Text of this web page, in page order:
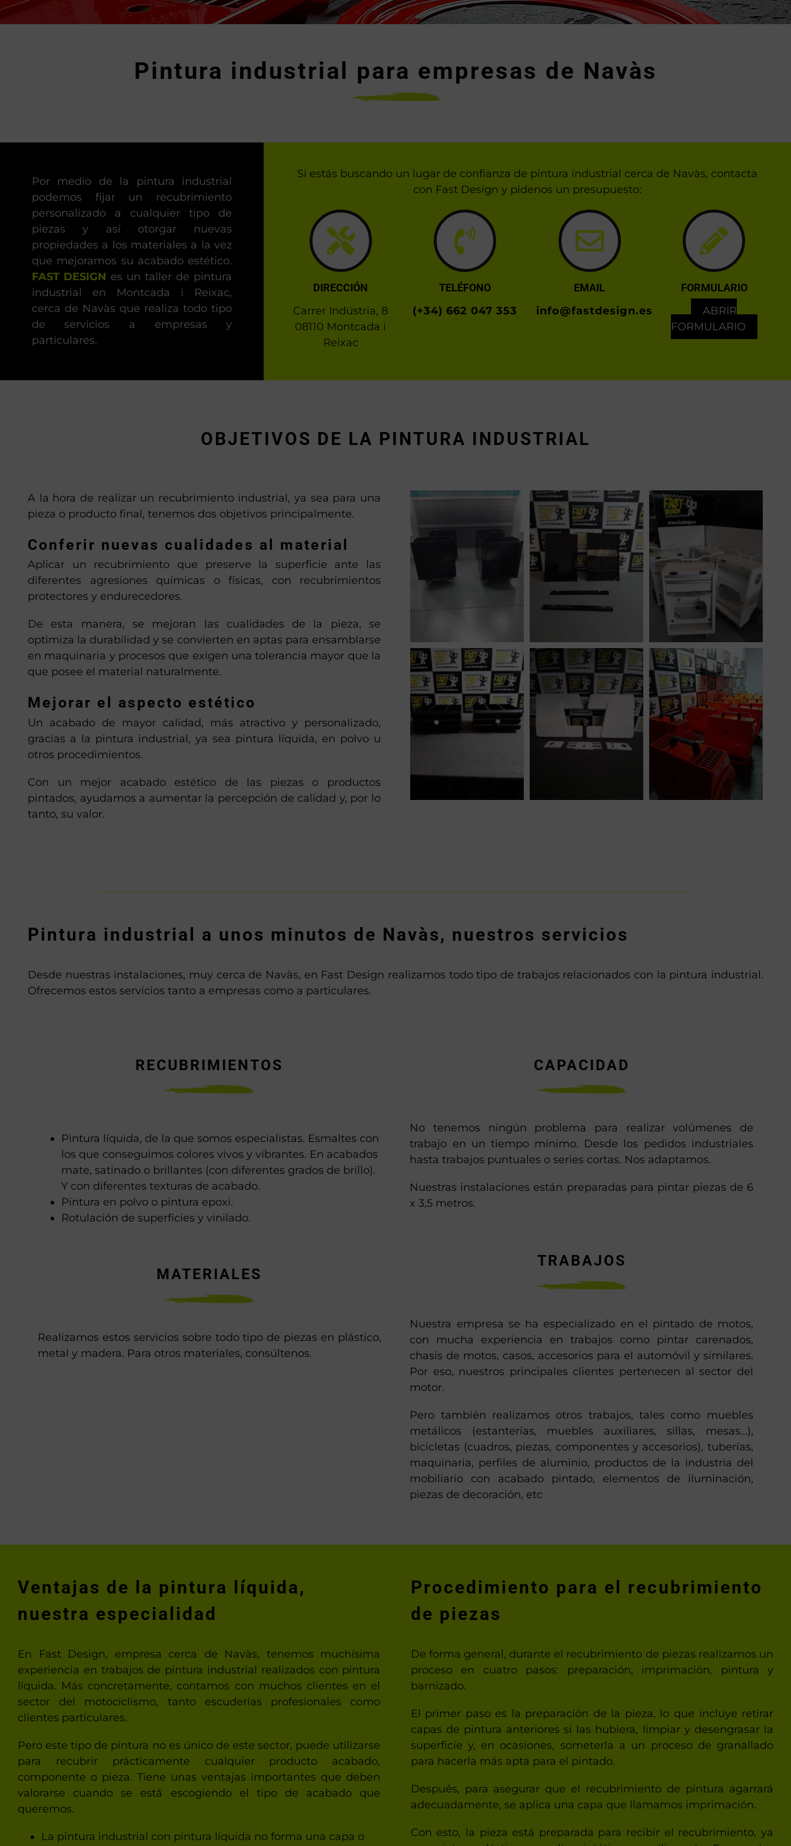
Pintura industrial para empresas de Navàs
Por medio de la pintura industrial
podemos fijar un recubrimiento
personalizado a cualquier tipo de
piezas y así otorgar nuevas
propiedades a los materiales a la vez
que mejoramos su acabado estético.
FAST DESIGN es un taller de pintura
industrial en Montcada i Reixac,
cerca de Navàs que realiza todo tipo
de servicios a empresas y
particulares.
Si estás buscando un lugar de confianza de pintura industrial cerca de Navàs, contacta
con Fast Design y pídenos un presupuesto:
DIRECCIÓN
Carrer Indústria, 8
08110 Montcada i
Reixac
TELÉFONO
(+34) 662 047 353
EMAIL
info@fastdesign.es
FORMULARIO
ABRIR
FORMULARIO
OBJETIVOS DE LA PINTURA INDUSTRIAL
A la hora de realizar un recubrimiento industrial, ya sea para una
pieza o producto final, tenemos dos objetivos principalmente.
Conferir nuevas cualidades al material
Aplicar un recubrimiento que preserve la superficie ante las
diferentes agresiones químicas o físicas, con recubrimientos
protectores y endurecedores.
De esta manera, se mejoran las cualidades de la pieza, se
optimiza la durabilidad y se convierten en aptas para ensamblarse
en maquinaria y procesos que exigen una tolerancia mayor que la
que posee el material naturalmente.
Mejorar el aspecto estético
Un acabado de mayor calidad, más atractivo y personalizado,
gracias a la pintura industrial, ya sea pintura líquida, en polvo u
otros procedimientos.
Con un mejor acabado estético de las piezas o productos
pintados, ayudamos a aumentar la percepción de calidad y, por lo
tanto, su valor.
Pintura industrial a unos minutos de Navàs, nuestros servicios
Desde nuestras instalaciones, muy cerca de Navàs, en Fast Design realizamos todo tipo de trabajos relacionados con la pintura industrial.
Ofrecemos estos servicios tanto a empresas como a particulares.
RECUBRIMIENTOS
Pintura líquida, de la que somos especialistas. Esmaltes con
los que conseguimos colores vivos y vibrantes. En acabados
mate, satinado o brillantes (con diferentes grados de brillo).
Y con diferentes texturas de acabado.
Pintura en polvo o pintura epoxi.
Rotulación de superficies y vinilado.
MATERIALES
Realizamos estos servicios sobre todo tipo de piezas en plástico,
metal y madera. Para otros materiales, consúltenos.
CAPACIDAD
No tenemos ningún problema para realizar volúmenes de
trabajo en un tiempo mínimo. Desde los pedidos industriales
hasta trabajos puntuales o series cortas. Nos adaptamos.
Nuestras instalaciones están preparadas para pintar piezas de 6
x 3,5 metros.
TRABAJOS
Nuestra empresa se ha especializado en el pintado de motos,
con mucha experiencia en trabajos como pintar carenados,
chasis de motos, casos, accesorios para el automóvil y similares.
Por eso, nuestros principales clientes pertenecen al sector del
motor.
Pero también realizamos otros trabajos, tales como muebles
metálicos (estanterías, muebles auxiliares, sillas, mesas…),
bicicletas (cuadros, piezas, componentes y accesorios), tuberías,
maquinaria, perfiles de aluminio, productos de la industria del
mobiliario con acabado pintado, elementos de iluminación,
piezas de decoración, etc
Ventajas de la pintura líquida,
nuestra especialidad
En Fast Design, empresa cerca de Navàs, tenemos muchísima
experiencia en trabajos de pintura industrial realizados con pintura
líquida. Más concretamente, contamos con muchos clientes en el
sector del motociclismo, tanto escuderías profesionales como
clientes particulares.
Pero este tipo de pintura no es único de este sector, puede utilizarse
para recubrir prácticamente cualquier producto acabado,
componente o pieza. Tiene unas ventajas importantes que deben
valorarse cuando se está escogiendo el tipo de acabado que
queremos.
La pintura industrial con pintura líquida no forma una capa o
Procedimiento para el recubrimiento
de piezas
De forma general, durante el recubrimiento de piezas realizamos un
proceso en cuatro pasos: preparación, imprimación, pintura y
barnizado.
El primer paso es la preparación de la pieza, lo que incluye retirar
capas de pintura anteriores si las hubiera, limpiar y desengrasar la
superficie y, en ocasiones, someterla a un proceso de granallado
para hacerla más apta para el pintado.
Después, para asegurar que el recubrimiento de pintura agarrará
adecuadamente, se aplica una capa que llamamos imprimación.
Con esto, la pieza está preparada para recibir el recubrimiento, ya